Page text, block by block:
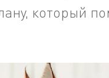
который